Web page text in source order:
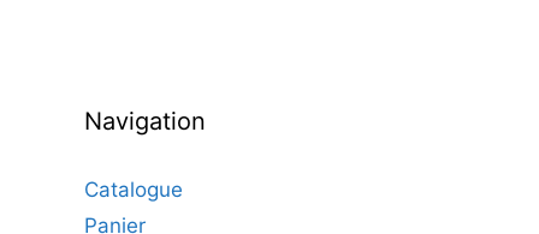
Navigation
Catalogue
Panier